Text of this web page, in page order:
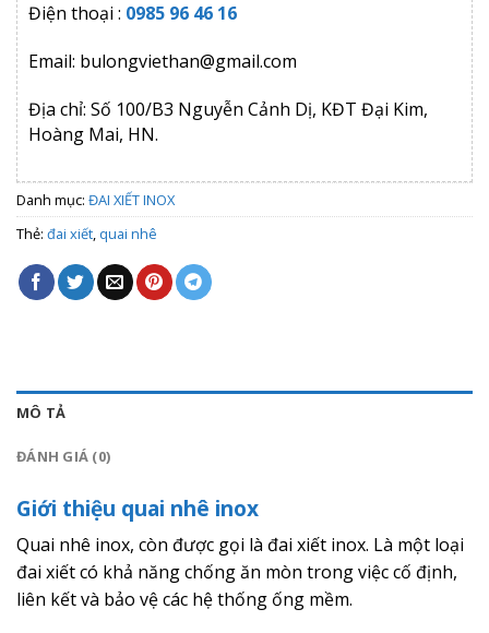
Điện thoại : 0985 96 46 16
Email: bulongviethan@gmail.com
Địa chỉ: Số 100/B3 Nguyễn Cảnh Dị, KĐT Đại Kim,
Hoàng Mai, HN.
Danh mục: ĐAI XIẾT INOX
Thẻ: đai xiết, quai nhê
MÔ TẢ
ĐÁNH GIÁ (0)
Giới thiệu quai nhê inox
Quai nhê inox, còn được gọi là đai xiết inox. Là một loại
đai xiết có khả năng chống ăn mòn trong việc cố định,
liên kết và bảo vệ các hệ thống ống mềm.